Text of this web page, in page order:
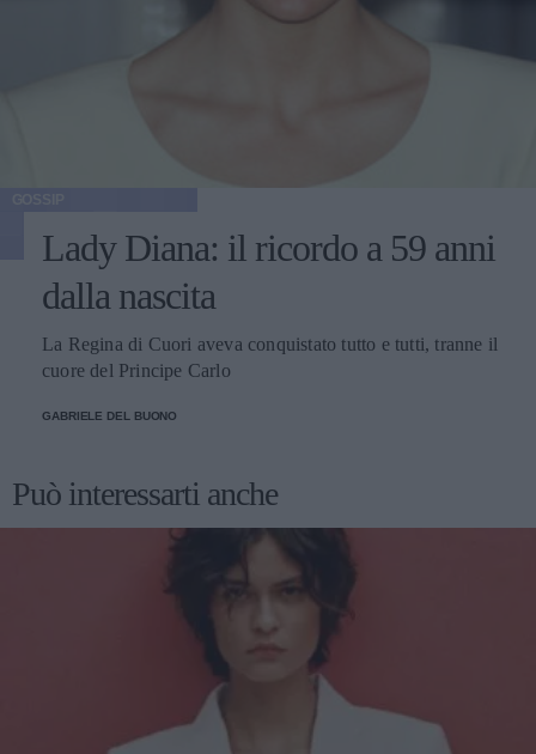
Lady Diana: il ricordo a 59 anni
dalla nascita
La Regina di Cuori aveva conquistato tutto e tutti, tranne il
cuore del Principe Carlo
GABRIELE DEL BUONO
Può interessarti anche